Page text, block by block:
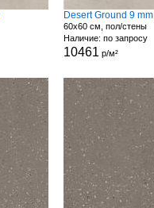
Desert Ground 9 mm
60x60 см, пол/стены
Наличие: по запросу
10461 р/м²